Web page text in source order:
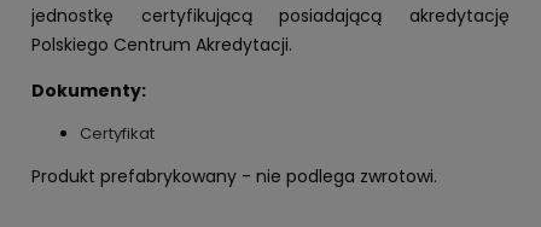
jednostkę certyfikującą posiadającą akredytację
Polskiego Centrum Akredytacji.
Dokumenty:
Certyfikat
Produkt prefabrykowany - nie podlega zwrotowi.